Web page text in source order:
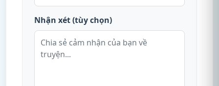
Nhận xét (tùy chọn)